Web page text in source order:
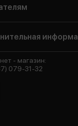
- магазин:
079-31-32